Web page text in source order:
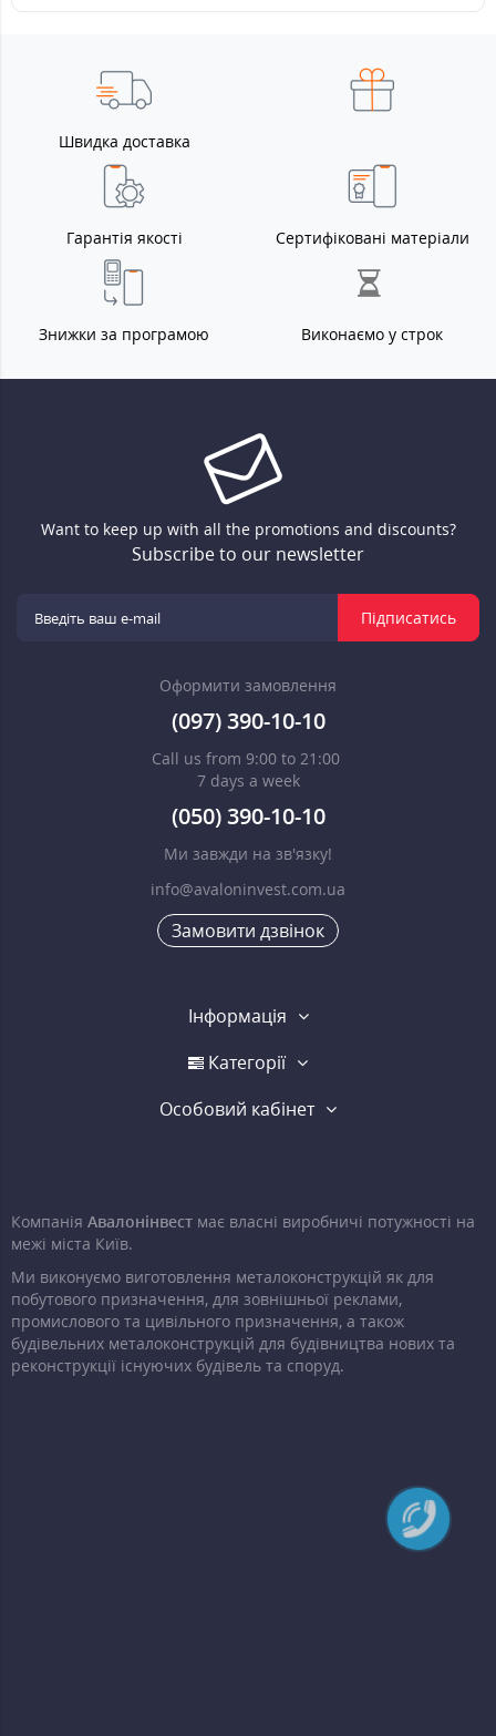
Швидка доставка
Гарантія якості Сертифіковані матеріали
Знижки за програмою Виконаємо у строк
Want to keep up with all the promotions and discounts?
Subscribe to our newsletter
Підписатись
Оформити замовлення
(097) 390-10-10
Call us from 9:00 to 21:00
7 days a week
(050) 390-10-10
Ми завжди на зв'язку!
info@avaloninvest.com.ua
Замовити дзвінок
Інформація
Категорії
Особовий кабінет
Компанія Авалонінвест має власні виробничі потужності на
межі міста Київ.
Ми виконуємо виготовлення металоконструкцій як для
побутового призначення, для зовнішньої реклами,
промислового та цивільного призначення, а також
будівельних металоконструкцій для будівництва нових та
реконструкції існуючих будівель та споруд.